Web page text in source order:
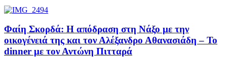
Φαίη Σκορδά: Η απόδραση στη Νάξο με την
οικογένειά της και τον Αλέξανδρο Αθανασιάδη – Το
dinner με τον Αντώνη Πιτταρά